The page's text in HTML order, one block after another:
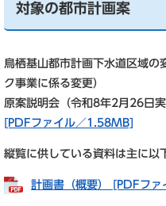
対象の都市計画案
鳥栖基山都市計画下水道区域の
ク事業に係る変更）
原案説明会（令和8年2月26日
[PDFファイル／1.58MB]
縦覧に供している資料は主に以
計画書（概要） [PDFファ